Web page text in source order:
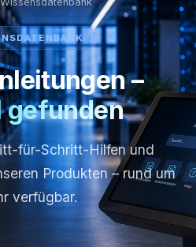
–
gefunden
für-Schritt-Hilfen und
Produkten – rund um
verfügbar.